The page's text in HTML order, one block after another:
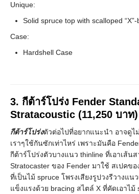
Unique:
Solid spruce top with scalloped “X”-
Case:
Hardshell Case
3. กีต้าร์โปร่ง Fender
Stratacoustic (11,250 บาท)
กีต้าร์โปร่งตัวต่อไปที่อยากแนะนำ อาจดูไ
เราๆใช้กันซักเท่าไหร่ เพราะมันคือ
กีต้าร์โปร่งตัวบางแนว thinline ที่เอาเส้น
Stratocaster ของ Fender มาใช้ สเปคข
ที่เป็นไม้ spruce โพรงเสียงรูปวงรีวางแน
แข็งแรงด้วย bracing สไตล์ X ที่คัดเอาไม้